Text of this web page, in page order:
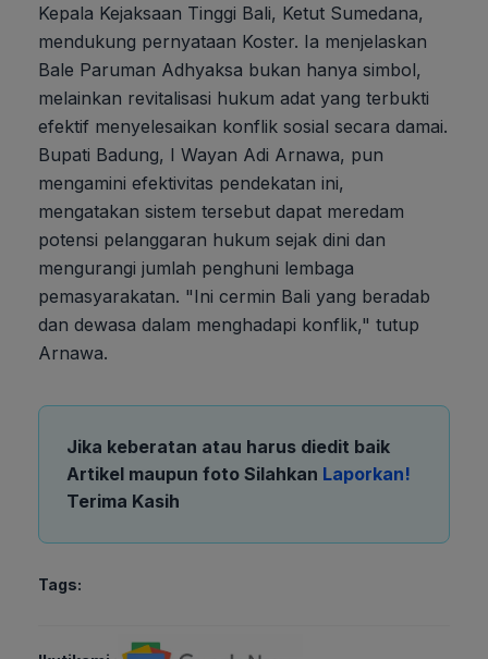
Kepala Kejaksaan Tinggi Bali, Ketut Sumedana,
mendukung pernyataan Koster. Ia menjelaskan
Bale Paruman Adhyaksa bukan hanya simbol,
melainkan revitalisasi hukum adat yang terbukti
efektif menyelesaikan konflik sosial secara damai.
Bupati Badung, I Wayan Adi Arnawa, pun
mengamini efektivitas pendekatan ini,
mengatakan sistem tersebut dapat meredam
potensi pelanggaran hukum sejak dini dan
mengurangi jumlah penghuni lembaga
pemasyarakatan. "Ini cermin Bali yang beradab
dan dewasa dalam menghadapi konflik," tutup
Arnawa.
Jika keberatan atau harus diedit baik
Artikel maupun foto Silahkan Laporkan!
Terima Kasih
Tags: